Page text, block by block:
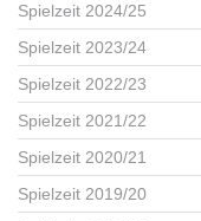
Spielzeit 2024/25
Spielzeit 2023/24
Spielzeit 2022/23
Spielzeit 2021/22
Spielzeit 2020/21
Spielzeit 2019/20